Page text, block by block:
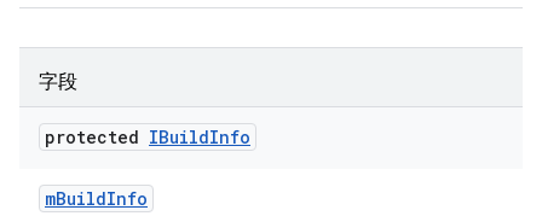
字段
protected IBuildInfo
mBuildInfo